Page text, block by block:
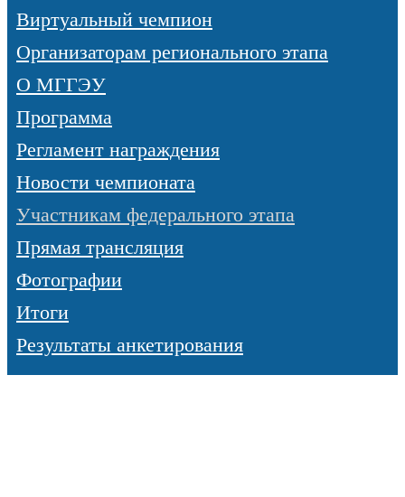
Виртуальный чемпион
Организаторам регионального этапа
О МГГЭУ
Программа
Регламент награждения
Новости чемпионата
Участникам федерального этапа
Прямая трансляция
Фотографии
Итоги
Результаты анкетирования